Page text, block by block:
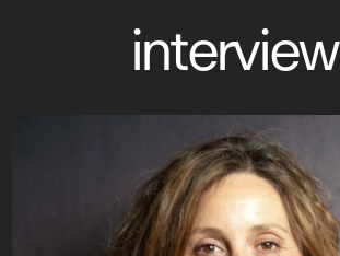
interview